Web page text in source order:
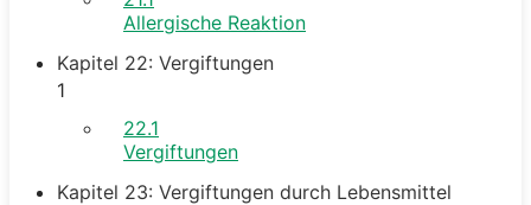
Allergische Reaktion
Kapitel 22: Vergiftungen
1
22.1
Vergiftungen
Kapitel 23: Vergiftungen durch Lebensmittel